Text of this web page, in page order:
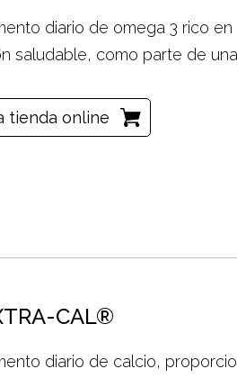
diario de omega 3 rico
saludable, como parte de
tienda online
CAL®
diario de calcio,